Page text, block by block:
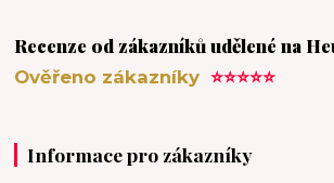
Recenze od zákazníků udělené na
Ověřeno zákazníky⭐⭐⭐⭐⭐
Informace pro zákazníky